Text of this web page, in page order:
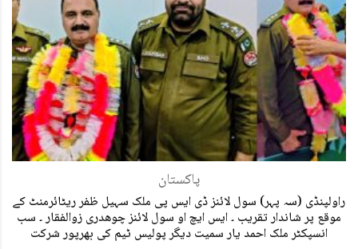
پاکستان
راولپنڈی (سہ پہر) سول لائنز ڈی ایس پی ملک سہیل ظفر ریٹائرمنٹ کے
موقع پر شاندار تقریب ۔ ایس ایچ او سول لائنز چوھدری زوالفقار ۔ سب
انسپکٹر ملک احمد یار سمیت دیگر پولیس ٹیم کی بھرپور شرکت